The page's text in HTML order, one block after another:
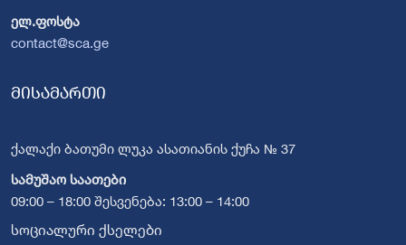
ელ.ფოსტა
contact@sca.ge
მისამართი
ქალაქი ბათუმი ლუკა ასათიანის ქუჩა № 37
სამუშაო საათები
09:00 – 18:00 შესვენება: 13:00 – 14:00
სოციალური ქსელები